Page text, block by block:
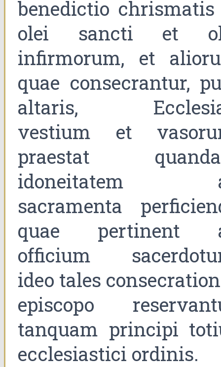
benedictio chrismatis
olei sancti et
infirmorum, et
quae consecrantur,
altaris,
vestium et
praestat
idoneitatem
sacramenta
quae pertinent
officium
ideo tales
episcopo
tanquam principi
ecclesiastici ordinis.